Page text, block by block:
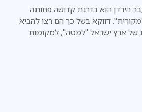
הירדן הוא בדרגת קדושה פחותה
דווקא בשל כך הם רצו להביא
של ארץ ישראל "למטה", למקומות